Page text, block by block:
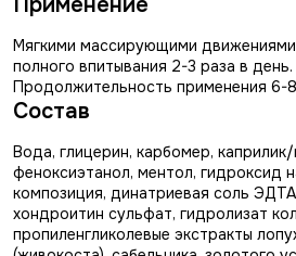
Мягкими массирующими
полного впитывания 2-3 раза в
Продолжительность применения 6-
Состав
Вода, глицерин, карбомер,
феноксиэтанол, ментол, гидроксид
композиция, динатриевая соль
хондроитин сульфат, гидролизат
пропиленгликолевые экстракты